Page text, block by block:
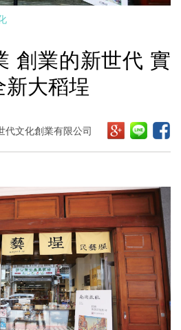
創業的新世代 實
新大稻埕
代文化創業有限公司